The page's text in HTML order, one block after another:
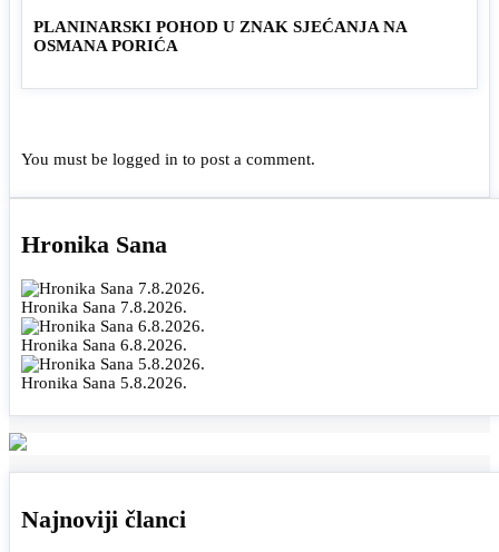
PLANINARSKI POHOD U ZNAK SJEĆANJA NA
OSMANA PORIĆA
You must be logged in to post a comment.
Hronika Sana
Hronika Sana 7.8.2026.
Hronika Sana 6.8.2026.
Hronika Sana 5.8.2026.
Najnoviji članci